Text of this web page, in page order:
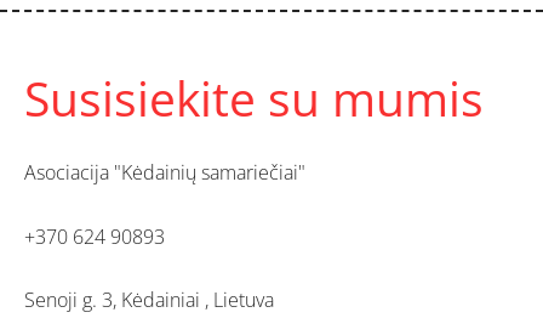
Susisiekite su mumis
Asociacija "Kėdainių samariečiai"
+370 624 90893
Senoji g. 3, Kėdainiai , Lietuva